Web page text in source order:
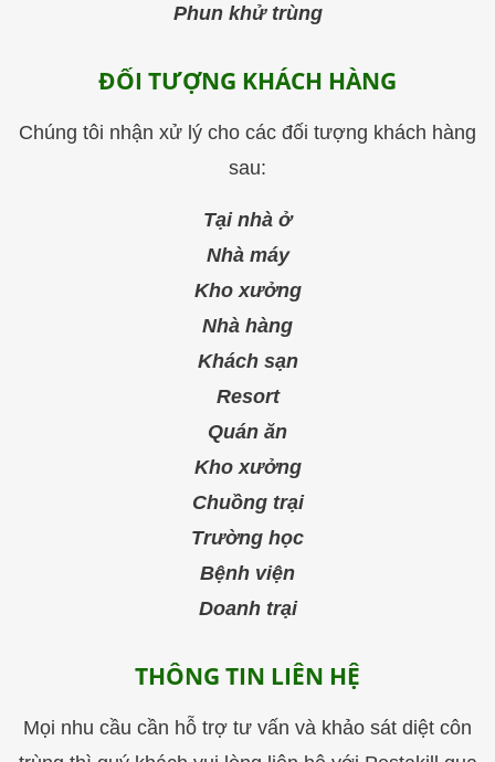
Phun khử trùng
ĐỐI TƯỢNG KHÁCH HÀNG
Chúng tôi nhận xử lý cho các đối tượng khách hàng
sau:
Tại nhà ở
Nhà máy
Kho xưởng
Nhà hàng
Khách sạn
Resort
Quán ăn
Kho xưởng
Chuồng trại
Trường học
Bệnh viện
Doanh trại
THÔNG TIN LIÊN HỆ
Mọi nhu cầu cần hỗ trợ tư vấn và khảo sát diệt côn